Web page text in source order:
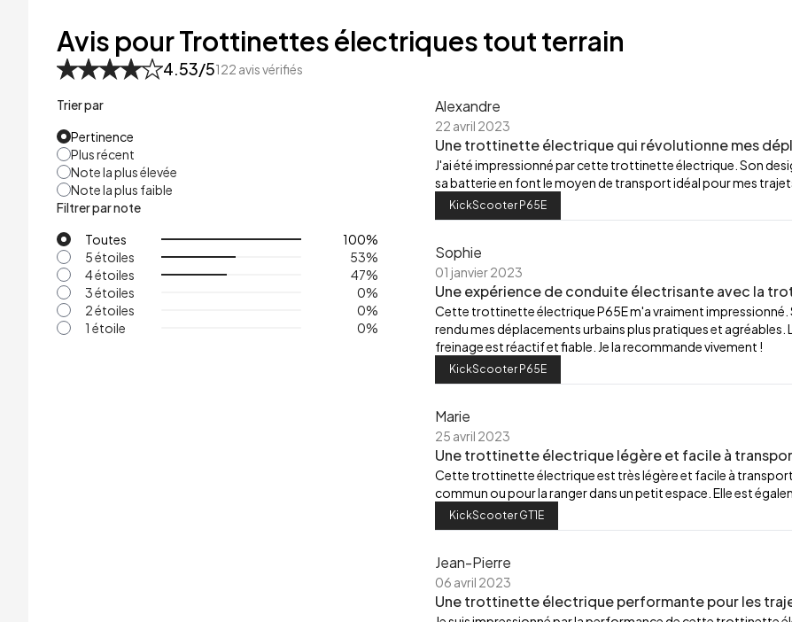
53kg
Avis pour Trottinettes électriques tout terrain
4.53/5122 avis vérifiés
Trier par
Pertinence
Plus récent
Note la plus élevée
Note la plus faible
Filtrer par note
Toutes
100%
5 étoiles
53%
4 étoiles
47%
3 étoiles
0%
2 étoiles
0%
1 étoile
0%
Alexandre
22 avril 2023
Une trottinette électrique qui révolutionne mes
J'ai été impressionné par cette trottinette électrique. Son
sa batterie en font le moyen de transport idéal pour mes
KickScooter P65E
Sophie
01 janvier 2023
Une expérience de conduite électrisante avec la
Cette trottinette électrique P65E m'a vraiment
rendu mes déplacements urbains plus pratiques et
freinage est réactif et fiable. Je la recommande vivement !
KickScooter P65E
Marie
25 avril 2023
Une trottinette électrique légère et facile à
Cette trottinette électrique est très légère et facile à
commun ou pour la ranger dans un petit espace. Elle est
KickScooter GT1E
Jean-Pierre
06 avril 2023
Une trottinette électrique performante pour les